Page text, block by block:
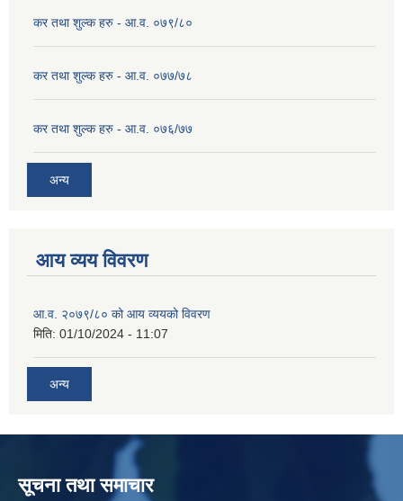
कर तथा शुल्क हरु - आ.व. ०७९/८०
कर तथा शुल्क हरु - आ.व. ०७७/७८
कर तथा शुल्क हरु - आ.व. ०७६/७७
अन्य
आय व्यय विवरण
आ.व. २०७९/८० को आय व्ययको विवरण
मिति: 01/10/2024 - 11:07
अन्य
सूचना तथा समाचार